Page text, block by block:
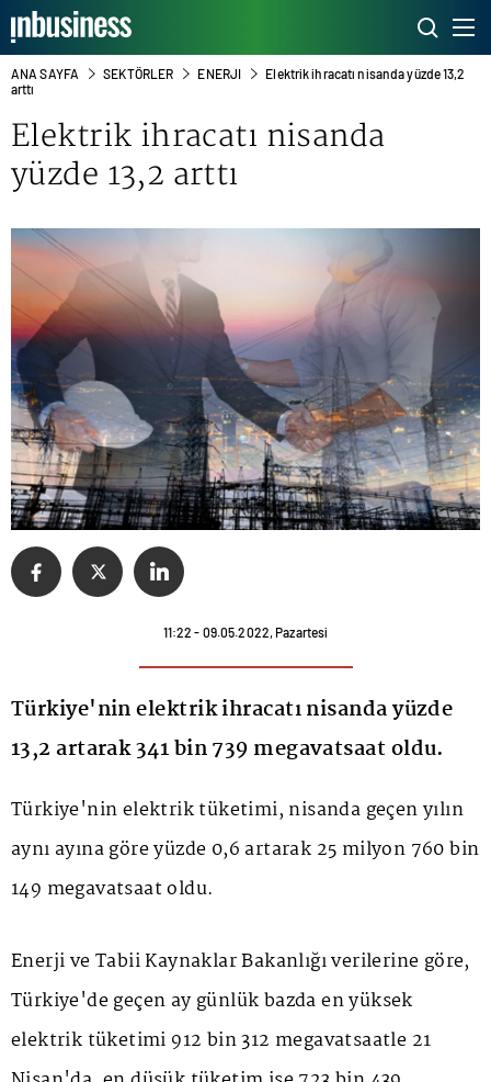
ANA SAYFA SEKTÖRLER ENERJI
Elektrik ihracatı nisanda yüzde 13,2
arttı
Elektrik ihracatı nisanda
yüzde 13,2 arttı
11:22 - 09.05.2022, Pazartesi
Türkiye'nin elektrik ihracatı nisanda yüzde
13,2 artarak 341 bin 739 megavatsaat oldu.
Türkiye'nin elektrik tüketimi, nisanda geçen yılın
aynı ayına göre yüzde 0,6 artarak 25 milyon 760 bin
149 megavatsaat oldu.
Enerji ve Tabii Kaynaklar Bakanlığı verilerine göre,
Türkiye'de geçen ay günlük bazda en yüksek
elektrik tüketimi 912 bin 312 megavatsaatle 21